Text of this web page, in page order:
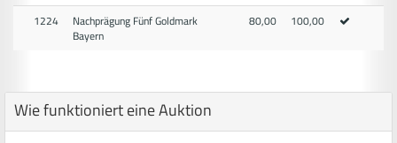
1224
Nachprägung Fünf Goldmark
Bayern
80,00 100,00
Wie funktioniert eine Auktion